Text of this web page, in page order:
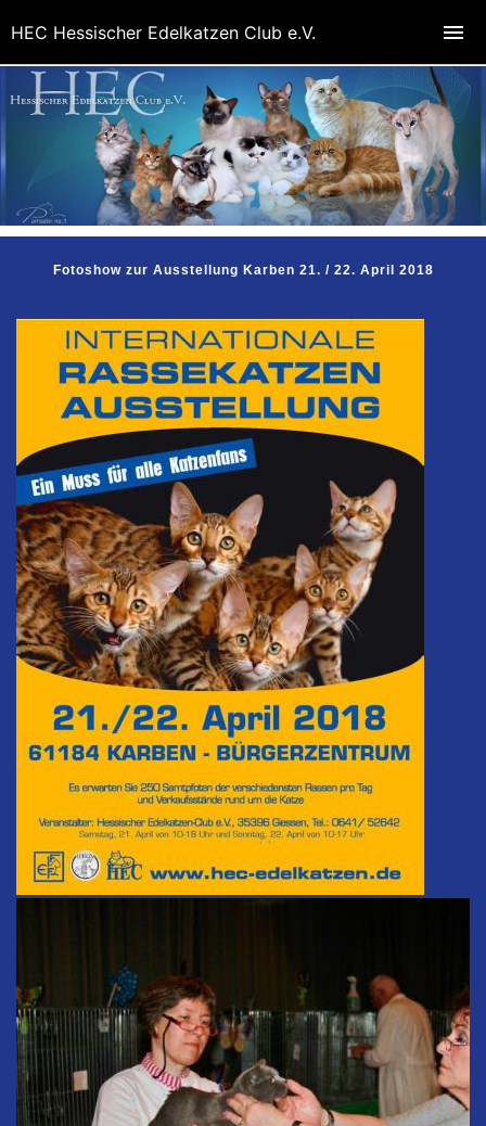
Fotoshow zur Ausstellung Karben 21. / 22. April 2018
HEC Hessischer Edelkatzen Club e.V.